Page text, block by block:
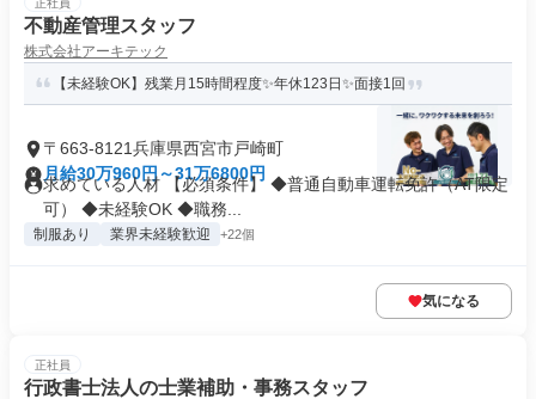
正社員
不動産管理スタッフ
株式会社アーキテック
【未経験OK】残業月15時間程度✨年休123日✨面接1回
〒663-8121兵庫県西宮市戸崎町
月給30万960円～31万6800円
求めている人材 【必須条件】 ◆普通自動車運転免許（AT限定
可） ◆未経験OK ◆職務...
制服あり 業界未経験歓迎 +22個
気になる
正社員
行政書士法人の士業補助・事務スタッフ